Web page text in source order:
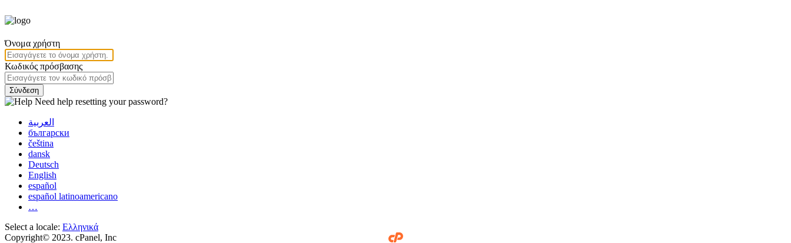
Όνομα χρήστη
Κωδικός πρόσβασης
Σύνδεση
Need help resetting your password?
العربية
български
čeština
dansk
Deutsch
English
español
español latinoamericano
…
Select a locale: Ελληνικά
Copyright© 2023. cPanel, Inc